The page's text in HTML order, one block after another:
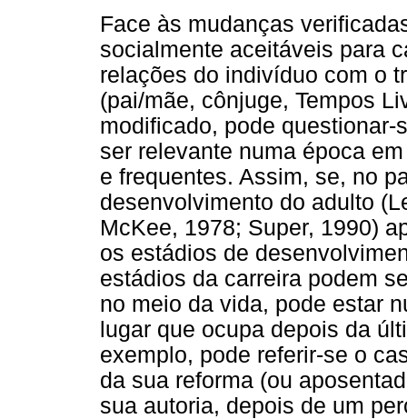
Face às mudanças
socialmente aceitáveis para
relações do indivíduo com o
(pai/mãe, cônjuge, Tempos
modificado, pode
ser relevante numa época
e frequentes. Assim, se, no
desenvolvimento do adulto
McKee, 1978; Super, 1990)
os estádios de
estádios da carreira podem
no meio da vida, pode estar
lugar que ocupa depois da
exemplo, pode referir-se o
da sua reforma (ou
sua autoria, depois de um